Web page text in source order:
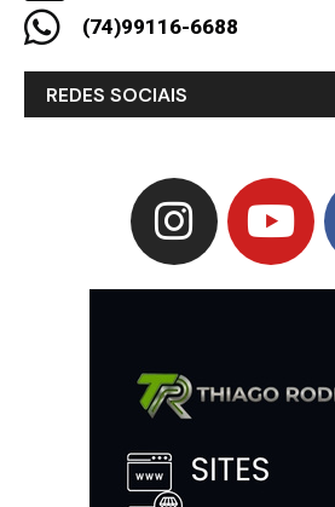
(74)99116-6688
REDES SOCIAIS